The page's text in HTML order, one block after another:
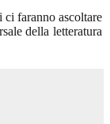
ci faranno ascoltare
della letteratura